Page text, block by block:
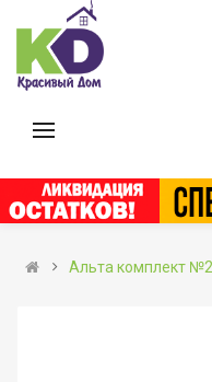
Альта комплект №2